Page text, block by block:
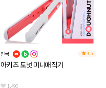
전국 4.5
아키즈 도넛 미니매직기
1,496